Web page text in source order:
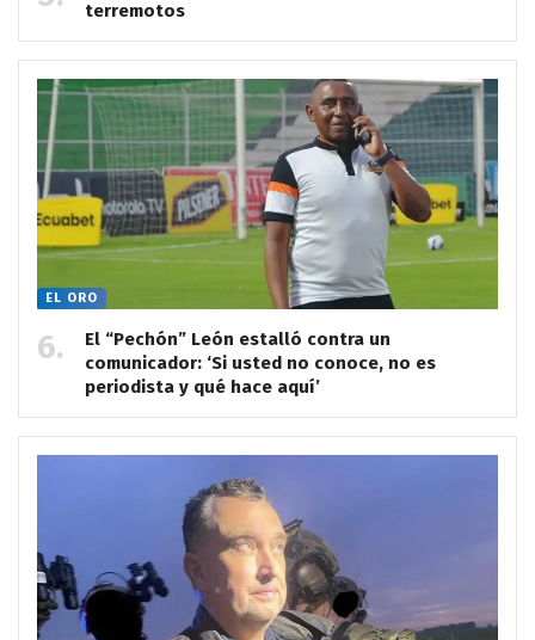
terremotos
EL ORO
El “Pechón” León estalló contra un
comunicador: ‘Si usted no conoce, no es
periodista y qué hace aquí’